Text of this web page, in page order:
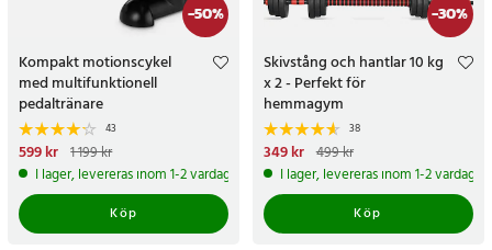
-50%
Kompakt motionscykel
med multifunktionell
pedaltränare
43
Nuvarande pris
pris:1 199 kr
599 kr 1 199 kr
I lager, levereras inom 1-2 vardagar
Köp
-30%
Skivstång och hantlar 10 kg
x 2 - Perfekt för
hemmagym
38
Nuvarande pris
pris:499 kr
349 kr 499 kr
I lager, levereras inom 1-2 vardagar
Köp